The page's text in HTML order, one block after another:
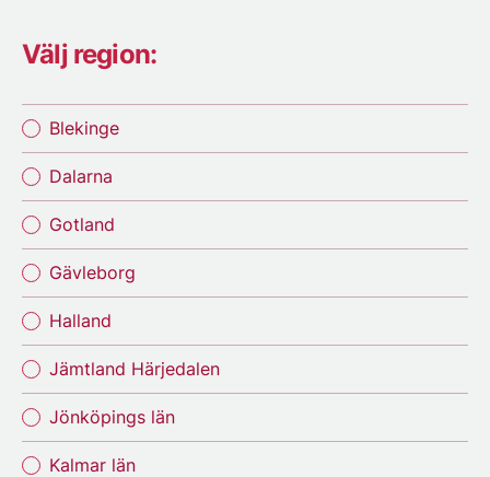
Välj region:
Blekinge
Dalarna
Gotland
Gävleborg
Halland
Jämtland Härjedalen
Jönköpings län
Kalmar län